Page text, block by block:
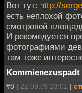
Вот тут: http://
есть неплохой
смотровой
И рекомедуется
фотографиями
там тоже
Kommienezuspadt
#8 | 22.09.09 23:01 |